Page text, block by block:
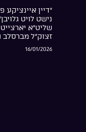
“דיין
נישט לויט
שליט”א יארצייט
זצוק”ל מברסלב
16/01/2026